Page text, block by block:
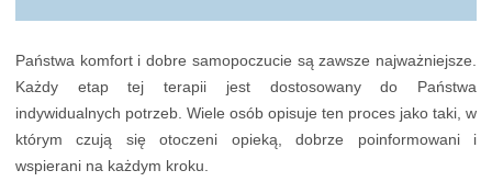
Państwa komfort i dobre samopoczucie są zawsze najważniejsze.
Każdy etap tej terapii jest dostosowany do Państwa
indywidualnych potrzeb. Wiele osób opisuje ten proces jako taki, w
którym czują się otoczeni opieką, dobrze poinformowani i
wspierani na każdym kroku.